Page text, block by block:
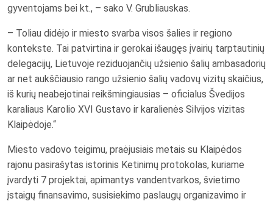
gyventojams bei kt., – sako V. Grubliauskas.
– Toliau didėjo ir miesto svarba visos šalies ir regiono
kontekste. Tai patvirtina ir gerokai išaugęs įvairių tarptautinių
delegacijų, Lietuvoje reziduojančių užsienio šalių ambasadorių
ar net aukščiausio rango užsienio šalių vadovų vizitų skaičius,
iš kurių neabejotinai reikšmingiausias – oficialus Švedijos
karaliaus Karolio XVI Gustavo ir karalienės Silvijos vizitas
Klaipėdoje.“
Miesto vadovo teigimu, praėjusiais metais su Klaipėdos
rajonu pasirašytas istorinis Ketinimų protokolas, kuriame
įvardyti 7 projektai, apimantys vandentvarkos, švietimo
įstaigų finansavimo, susisiekimo paslaugų organizavimo ir